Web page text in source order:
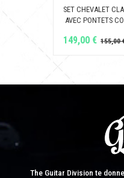
SET CHEVALET
AVEC PONTETS
149,00 €
The Guitar Division te